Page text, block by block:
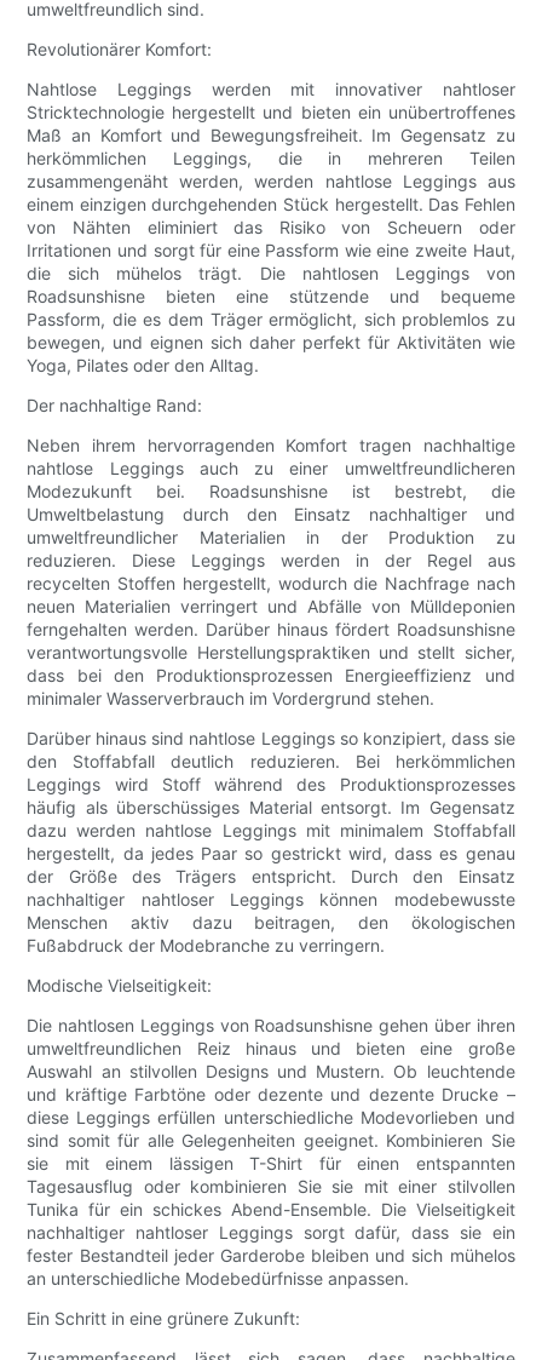
umweltfreundlich sind.
Revolutionärer Komfort:
Nahtlose Leggings werden mit innovativer nahtloser
Stricktechnologie hergestellt und bieten ein unübertroffenes
Maß an Komfort und Bewegungsfreiheit. Im Gegensatz zu
herkömmlichen Leggings, die in mehreren Teilen
zusammengenäht werden, werden nahtlose Leggings aus
einem einzigen durchgehenden Stück hergestellt. Das Fehlen
von Nähten eliminiert das Risiko von Scheuern oder
Irritationen und sorgt für eine Passform wie eine zweite Haut,
die sich mühelos trägt. Die nahtlosen Leggings von
Roadsunshisne bieten eine stützende und bequeme
Passform, die es dem Träger ermöglicht, sich problemlos zu
bewegen, und eignen sich daher perfekt für Aktivitäten wie
Yoga, Pilates oder den Alltag.
Der nachhaltige Rand:
Neben ihrem hervorragenden Komfort tragen nachhaltige
nahtlose Leggings auch zu einer umweltfreundlicheren
Modezukunft bei. Roadsunshisne ist bestrebt, die
Umweltbelastung durch den Einsatz nachhaltiger und
umweltfreundlicher Materialien in der Produktion zu
reduzieren. Diese Leggings werden in der Regel aus
recycelten Stoffen hergestellt, wodurch die Nachfrage nach
neuen Materialien verringert und Abfälle von Mülldeponien
ferngehalten werden. Darüber hinaus fördert Roadsunshisne
verantwortungsvolle Herstellungspraktiken und stellt sicher,
dass bei den Produktionsprozessen Energieeffizienz und
minimaler Wasserverbrauch im Vordergrund stehen.
Darüber hinaus sind nahtlose Leggings so konzipiert, dass sie
den Stoffabfall deutlich reduzieren. Bei herkömmlichen
Leggings wird Stoff während des Produktionsprozesses
häufig als überschüssiges Material entsorgt. Im Gegensatz
dazu werden nahtlose Leggings mit minimalem Stoffabfall
hergestellt, da jedes Paar so gestrickt wird, dass es genau
der Größe des Trägers entspricht. Durch den Einsatz
nachhaltiger nahtloser Leggings können modebewusste
Menschen aktiv dazu beitragen, den ökologischen
Fußabdruck der Modebranche zu verringern.
Modische Vielseitigkeit:
Die nahtlosen Leggings von Roadsunshisne gehen über ihren
umweltfreundlichen Reiz hinaus und bieten eine große
Auswahl an stilvollen Designs und Mustern. Ob leuchtende
und kräftige Farbtöne oder dezente und dezente Drucke –
diese Leggings erfüllen unterschiedliche Modevorlieben und
sind somit für alle Gelegenheiten geeignet. Kombinieren Sie
sie mit einem lässigen T-Shirt für einen entspannten
Tagesausflug oder kombinieren Sie sie mit einer stilvollen
Tunika für ein schickes Abend-Ensemble. Die Vielseitigkeit
nachhaltiger nahtloser Leggings sorgt dafür, dass sie ein
fester Bestandteil jeder Garderobe bleiben und sich mühelos
an unterschiedliche Modebedürfnisse anpassen.
Ein Schritt in eine grünere Zukunft: